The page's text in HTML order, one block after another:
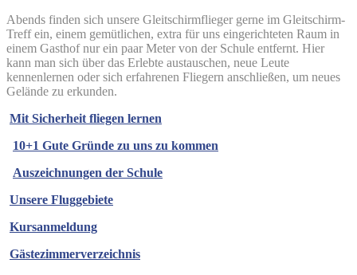
Abends finden sich unsere Gleitschirmflieger gerne im Gleitschirm-
Treff ein, einem gemütlichen, extra für uns eingerichteten Raum in
einem Gasthof nur ein paar Meter von der Schule entfernt. Hier
kann man sich über das Erlebte austauschen, neue Leute
kennenlernen oder sich erfahrenen Fliegern anschließen, um neues
Gelände zu erkunden.
Mit Sicherheit fliegen lernen
10+1 Gute Gründe zu uns zu kommen
Auszeichnungen der Schule
Unsere Fluggebiete
Kursanmeldung
Gästezimmerverzeichnis